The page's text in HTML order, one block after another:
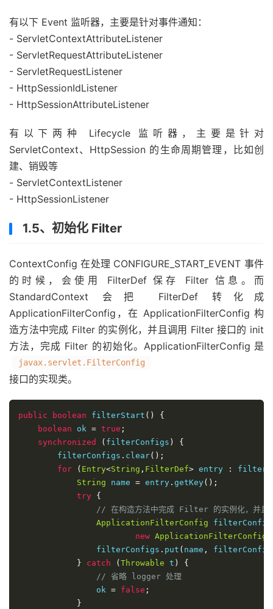
有以下 Event 监听器，主要是针对事件通知：
- ServletContextAttributeListener
- ServletRequestAttributeListener
- ServletRequestListener
- HttpSessionIdListener
- HttpSessionAttributeListener
有以下两种 Lifecycle 监听器，主要是针对
ServletContext、HttpSession 的生命周期管理，比如创
建、销毁等
- ServletContextListener
- HttpSessionListener
1.5、初始化 Filter
ContextConfig 在处理 CONFIGURE_START_EVENT 事件
的时候，会使用 FilterDef 保存 Filter 信息。而
StandardContext 会把 FilterDef 转化成
ApplicationFilterConfig，在 ApplicationFilterConfig 构
造方法中完成 Filter 的实例化，并且调用 Filter 接口的 init
方法，完成 Filter 的初始化。ApplicationFilterConfig 是
javax.servlet.FilterConfig
接口的实现类。
public boolean filterStart ()
{
boolean ok = true ;
synchronized
( filterConfigs )
{
        filterConfigs
. clear();
for
( Entry<String , FilterDef> entry :
String name = entry . getKey();
try {
// 在构造方法中完成 Filter 的实例化，
ApplicationFilterConfig
new ApplicationFilterConfig
                filterConfigs
. put ( name , filterConfig
}
catch ( Throwable t )
{
// 省略 logger 处理
                ok
= false ;
}